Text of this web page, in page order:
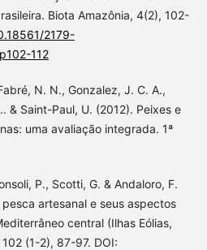
Biota Amazônia, 4(2), 102-
2179-
112
N. N., Gonzalez, J. C. A.,
& Saint-Paul, U. (2012). Peixes e
uma avaliação integrada. 1ª
P., Scotti, G. & Andaloro, F.
artesanal e seus aspectos
central (Ilhas Eólias,
(1-2), 87-97. DOI: